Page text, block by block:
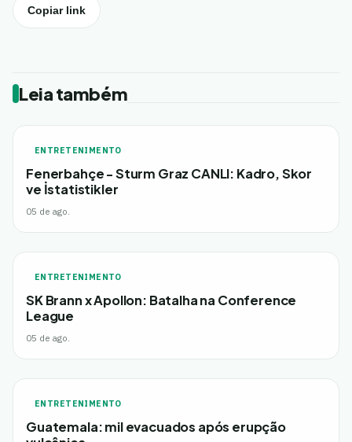
Copiar link
Leia também
ENTRETENIMENTO
Fenerbahçe - Sturm Graz CANLI: Kadro, Skor
ve İstatistikler
05 de ago.
ENTRETENIMENTO
SK Brann x Apollon: Batalha na Conference
League
05 de ago.
ENTRETENIMENTO
Guatemala: mil evacuados após erupção